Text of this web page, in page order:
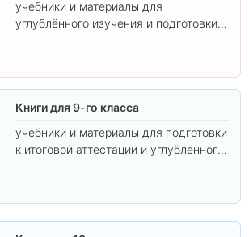
учебники и материалы для
углублённого изучения и подготовки к
Книги для 9-го класса
учебники и материалы для подготовки
к итоговой аттестации и углублённого